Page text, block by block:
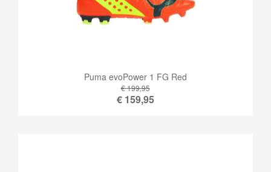
Puma evoPower 1 FG Red
€ 199,95
€ 159,95